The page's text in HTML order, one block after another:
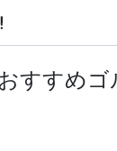
すすめ